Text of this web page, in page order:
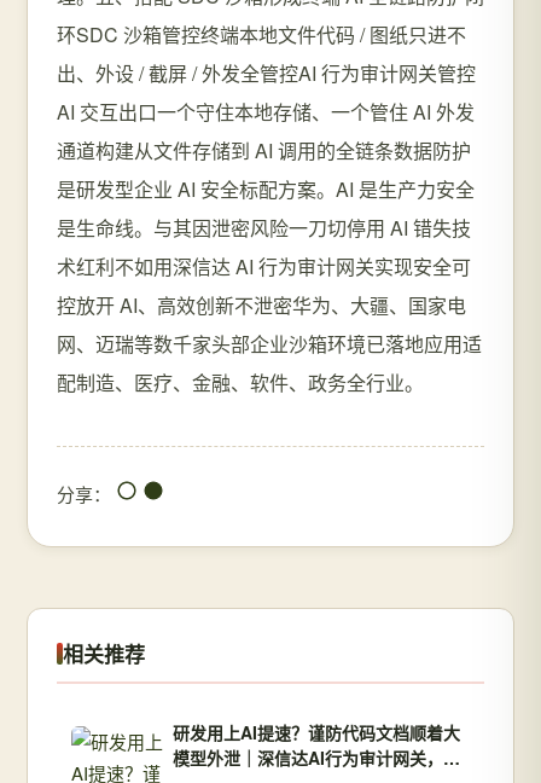
环SDC 沙箱管控终端本地文件代码 / 图纸只进不
出、外设 / 截屏 / 外发全管控AI 行为审计网关管控
AI 交互出口一个守住本地存储、一个管住 AI 外发
通道构建从文件存储到 AI 调用的全链条数据防护
是研发型企业 AI 安全标配方案。AI 是生产力安全
是生命线。与其因泄密风险一刀切停用 AI 错失技
术红利不如用深信达 AI 行为审计网关实现安全可
控放开 AI、高效创新不泄密华为、大疆、国家电
网、迈瑞等数千家头部企业沙箱环境已落地应用适
配制造、医疗、金融、软件、政务全行业。
分享：
相关推荐
研发用上AI提速？谨防代码文档顺着大
模型外泄｜深信达AI行为审计网关，安